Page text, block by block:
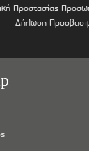
Προστασίας
Δήλωση